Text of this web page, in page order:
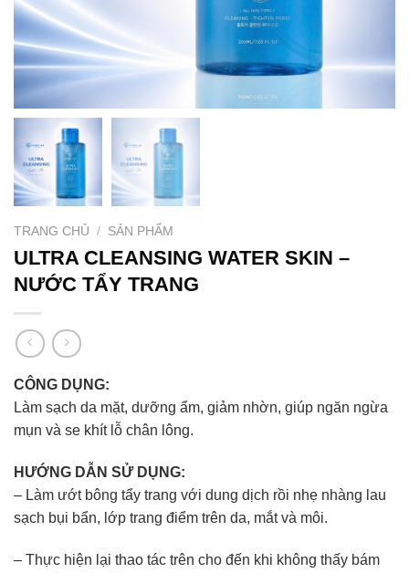
TRANG CHỦ / SẢN PHẨM
ULTRA CLEANSING WATER SKIN –
NƯỚC TẨY TRANG
CÔNG DỤNG:
Làm sạch da mặt, dưỡng ẩm, giảm nhờn, giúp ngăn ngừa
mụn và se khít lỗ chân lông.
HƯỚNG DẪN SỬ DỤNG:
– Làm ướt bông tẩy trang với dung dịch rồi nhẹ nhàng lau
sạch bụi bẩn, lớp trang điểm trên da, mắt và môi.
– Thực hiện lại thao tác trên cho đến khi không thấy bám